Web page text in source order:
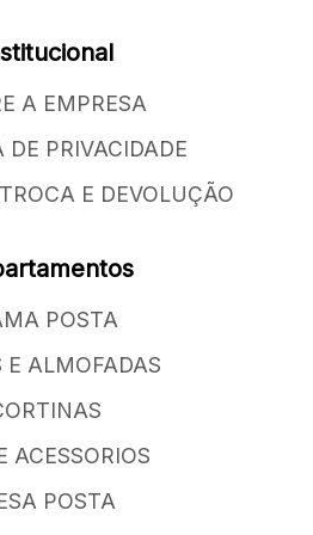
A EMPRESA
DE PRIVACIDADE
E DEVOLUÇÃO
POSTA
E ALMOFADAS
ACESSORIOS
POSTA